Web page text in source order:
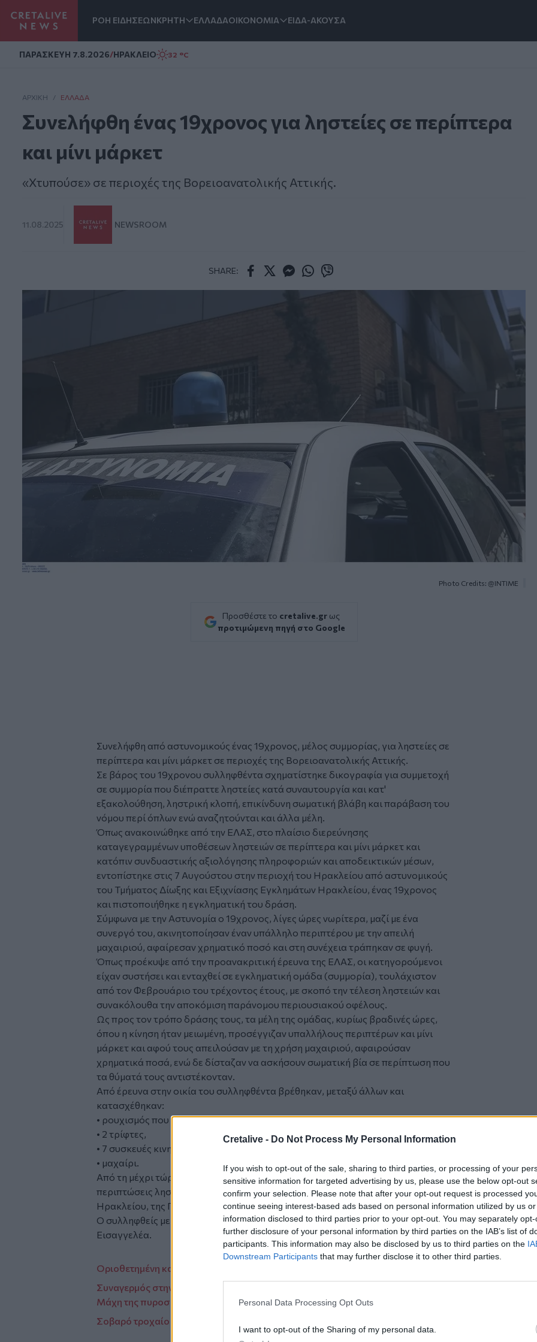
Cretalive - Do Not Process My Personal Information
If you wish to opt-out of the sale, sharing to third parties, or processing of your
sensitive information for targeted advertising by us, please use the below opt-out
confirm your selection. Please note that after your opt-out request is processed
continue seeing interest-based ads based on personal information utilized by us
information disclosed to third parties prior to your opt-out. You may separately
further disclosure of your personal information by third parties on the IAB’s list of
participants. This information may also be disclosed by us to third parties on the
Downstream Participants that may further disclose it to other third parties.
Personal Data Processing Opt Outs
I want to opt-out of the Sharing of my personal data.
ΡΟΗ ΕΙΔΗΣΕΩΝΚΡΗΤΗ ΕΛΛΑΔΑΟΙΚΟΝΟΜΙΑ ΕΙΔΑ-ΑΚΟΥΣΑ
ΠΑΡΑΣΚΕΥΗ 7.8.2026/ΗΡΑΚΛΕΙΟ 32 °C
ΑΡΧΙΚΗ / ΕΛΛΆΔΑ
Συνελήφθη ένας 19χρονος για ληστείες σε περίπτερα
και μίνι μάρκετ
«Χτυπούσε» σε περιοχές της Βορειοανατολικής Αττικής.
11.08.2025 NEWSROOM
SHARE:
Photo Credits: @INTIME
Προσθέστε το cretalive.gr ως
προτιμώμενη πηγή στο Google
Συνελήφθη από αστυνομικούς ένας 19χρονος, μέλος συμμορίας, για ληστείες σε
περίπτερα και μίνι μάρκετ σε περιοχές της Βορειοανατολικής Αττικής.
Σε βάρος του 19χρονου συλληφθέντα σχηματίστηκε δικογραφία για συμμετοχή
σε συμμορία που διέπραττε ληστείες κατά συναυτουργία και κατ'
εξακολούθηση, ληστρική κλοπή, επικίνδυνη σωματική βλάβη και παράβαση του
νόμου περί όπλων ενώ αναζητούνται και άλλα μέλη.
Όπως ανακοινώθηκε από την ΕΛΑΣ, στο πλαίσιο διερεύνησης
καταγεγραμμένων υποθέσεων ληστειών σε περίπτερα και μίνι μάρκετ και
κατόπιν συνδυαστικής αξιολόγησης πληροφοριών και αποδεικτικών μέσων,
εντοπίστηκε στις 7 Αυγούστου στην περιοχή του Ηρακλείου από αστυνομικούς
του Τμήματος Δίωξης και Εξιχνίασης Εγκλημάτων Ηρακλείου, ένας 19χρονος
και πιστοποιήθηκε η εγκληματική του δράση.
Σύμφωνα με την Αστυνομία ο 19χρονος, λίγες ώρες νωρίτερα, μαζί με ένα
συνεργό του, ακινητοποίησαν έναν υπάλληλο περιπτέρου με την απειλή
μαχαιριού, αφαίρεσαν χρηματικό ποσό και στη συνέχεια τράπηκαν σε φυγή.
Όπως προέκυψε από την προανακριτική έρευνα της ΕΛΑΣ, οι κατηγορούμενοι
είχαν συστήσει και ενταχθεί σε εγκληματική ομάδα (συμμορία), τουλάχιστον
από τον Φεβρουάριο του τρέχοντος έτους, με σκοπό την τέλεση ληστειών και
συνακόλουθα την αποκόμιση παράνομου περιουσιακού οφέλους.
Ως προς τον τρόπο δράσης τους, τα μέλη της ομάδας, κυρίως βραδινές ώρες,
όπου η κίνηση ήταν μειωμένη, προσέγγιζαν υπαλλήλους περιπτέρων και μίνι
μάρκετ και αφού τους απειλούσαν με τη χρήση μαχαιριού, αφαιρούσαν
χρηματικά ποσά, ενώ δε δίσταζαν να ασκήσουν σωματική βία σε περίπτωση που
τα θύματά τους αντιστέκονταν.
Από έρευνα στην οικία του συλληφθέντα βρέθηκαν, μεταξύ άλλων και
κατασχέθηκαν:
• ρουχισμός που χρησιμοποίησε για την τέλεση των ληστειών,
• 2 τρίφτες,
• 7 συσκευές κινητών τηλεφώνων και
• μαχαίρι.
Από τη μέχρι τώρα προανακριτική έρευνα της ΕΛΑΣ έχουν εξιχνιαστεί 5
περιπτώσεις ληστειών σε περίπτερα και μίνι μάρκετ στις περιοχές του
Ηρακλείου, της Πεύκης και της Νέας Ιωνίας.
Ο συλληφθείς με τη σε βάρος του δικογραφία, οδηγήθηκε στον αρμόδιο
Εισαγγελέα.
Οριοθετημένη και σε ύφεση η πυρκαγιά στην Καλλιτεχνούπολη
Συναγερμός στην Πυροσβεστική για πυρκαγιά στην Καλλιτεχνούπολη Αττικής -
Μάχη της πυροσβεστικής να μη πλησιάσει σε σπίτια
Σοβαρό τροχαίο με δύο νταλίκες στην Ε.Ο Λαμίας – Θεσσαλονίκης